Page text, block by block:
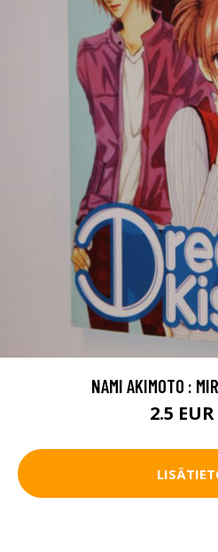
NAMI AKIMOTO :
2.5 EUR